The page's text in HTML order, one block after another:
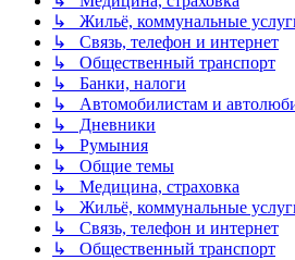
↳ Жильё, коммунальные
↳ Связь, телефон и интернет
↳ Общественный транспорт
↳ Банки, налоги
↳ Автомобилистам и
↳ Дневники
↳ Румыния
↳ Общие темы
↳ Медицина, страховка
↳ Жильё, коммунальные
↳ Связь, телефон и интернет
↳ Общественный транспорт